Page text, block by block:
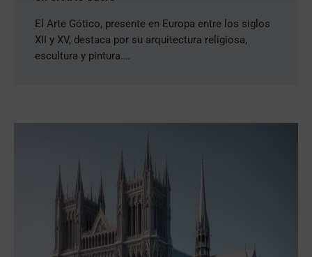
El Arte Gótico, presente en Europa entre los siglos
XII y XV, destaca por su arquitectura religiosa,
escultura y pintura.…